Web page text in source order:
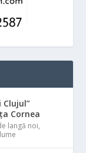
Clujul”
Cornea
langă noi,